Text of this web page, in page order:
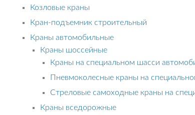
Козловые краны
Кран-подъемник строительный
Краны автомобильные
Краны шоссейные
Краны на специальном шасси
Пневмоколесные краны на
Стреловые самоходные краны на
Краны вседорожные